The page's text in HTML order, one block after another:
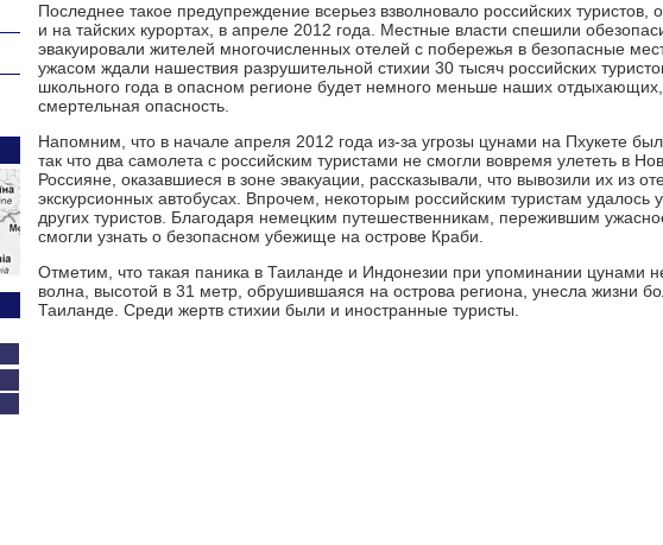
Последнее такое предупреждение всерьез взволновало российских
и на тайских курортах, в апреле 2012 года. Местные власти спешили
эвакуировали жителей многочисленных отелей с побережья в безопасные
ужасом ждали нашествия разрушительной стихии 30 тысяч российских
школьного года в опасном регионе будет немного меньше наших
смертельная опасность.
Напомним, что в начале апреля 2012 года из-за угрозы цунами на Пхукете
так что два самолета с российским туристами не смогли вовремя улететь в
Россияне, оказавшиеся в зоне эвакуации, рассказывали, что вывозили их из
экскурсионных автобусах. Впрочем, некоторым российским туристам удалось
других туристов. Благодаря немецким путешественникам, пережившим
смогли узнать о безопасном убежище на острове Краби.
Отметим, что такая паника в Таиланде и Индонезии при упоминании цунами
волна, высотой в 31 метр, обрушившаяся на острова региона, унесла жизни
Таиланде. Среди жертв стихии были и иностранные туристы.